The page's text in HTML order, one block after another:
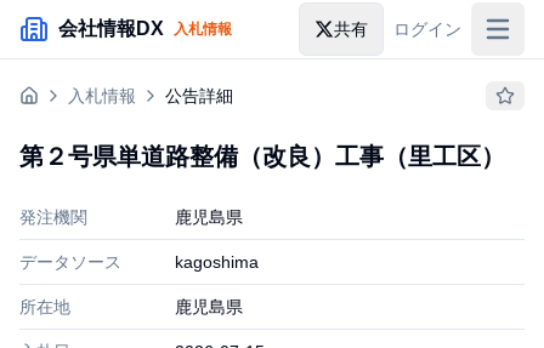
メインコンテンツにスキップ
会社情報DX 入札情報 共有 ログイン
入札情報
企業検索
入札情報 公告詳細
第２号県単道路整備（改良）工事（里工区）
発注機関 鹿児島県
データソース kagoshima
所在地 鹿児島県